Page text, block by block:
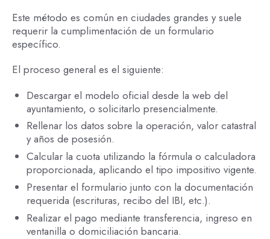
Este método es común en ciudades grandes y suele
requerir la cumplimentación de un formulario
específico.
El proceso general es el siguiente:
Descargar el modelo oficial desde la web del
ayuntamiento, o solicitarlo presencialmente.
Rellenar los datos sobre la operación, valor catastral
y años de posesión.
Calcular la cuota utilizando la fórmula o calculadora
proporcionada, aplicando el tipo impositivo vigente.
Presentar el formulario junto con la documentación
requerida (escrituras, recibo del IBI, etc.).
Realizar el pago mediante transferencia, ingreso en
ventanilla o domiciliación bancaria.